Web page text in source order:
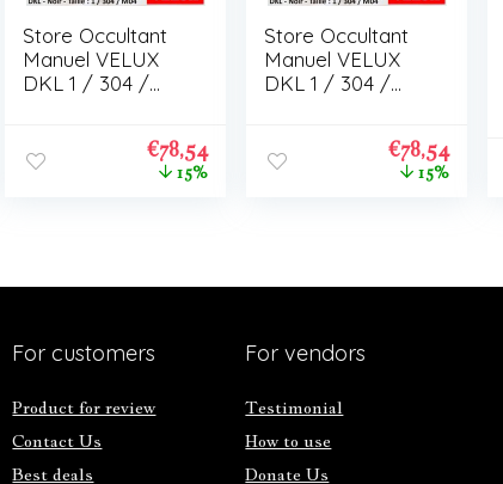
Store Occultant
Manuel VELUX
DKL 1 / 304 /
€78,54
15%
Store Occultant
Manuel VELUX
DKL 1 / 304 /
€78,54
15%
For customers
Product for review
Contact Us
Best deals
For vendors
Testimonial
How to use
Donate Us